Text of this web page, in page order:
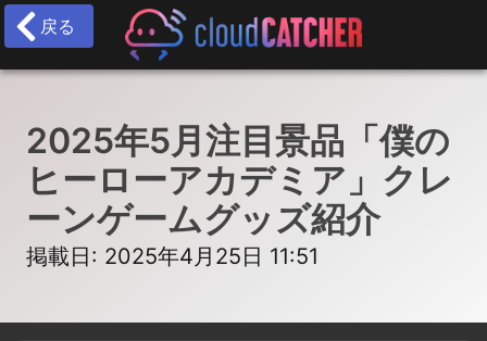
戻る
2025年5月注目景品「僕の
ヒーローアカデミア」クレ
ーンゲームグッズ紹介
掲載日: 2025年4月25日 11:51